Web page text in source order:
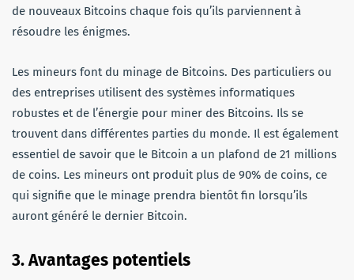
de nouveaux Bitcoins chaque fois qu’ils parviennent à
résoudre les énigmes.
Les mineurs font du minage de Bitcoins. Des particuliers ou
des entreprises utilisent des systèmes informatiques
robustes et de l’énergie pour miner des Bitcoins. Ils se
trouvent dans différentes parties du monde. Il est également
essentiel de savoir que le Bitcoin a un plafond de 21 millions
de coins. Les mineurs ont produit plus de 90% de coins, ce
qui signifie que le minage prendra bientôt fin lorsqu’ils
auront généré le dernier Bitcoin.
3. Avantages potentiels